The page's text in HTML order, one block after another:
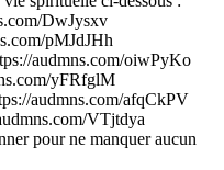
DwJysxv
pMJdJHh
audmns.com/oiwPyKo
yFRfglM
audmns.com/afqCkPV
VTjtdya
pour ne manquer aucun